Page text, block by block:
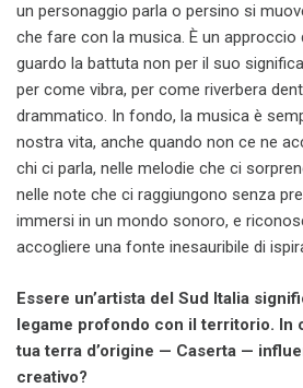
un personaggio parla o persino si
che fare con la musica. È un
guardo la battuta non per il suo
per come vibra, per come riverbera
drammatico. In fondo, la musica è
nostra vita, anche quando non ce ne
chi ci parla, nelle melodie che ci
nelle note che ci raggiungono senza
immersi in un mondo sonoro, e
accogliere una fonte inesauribile di
Essere un’artista del Sud Italia
legame profondo con il territorio. In
tua terra d’origine — Caserta —
creativo?